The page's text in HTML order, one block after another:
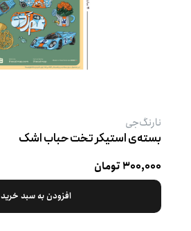
نارنگ‌جی
بسته‌ی استیکر تخت حباب اشک
۳۰۰,۰۰۰ تومان
افزودن به سبد خرید